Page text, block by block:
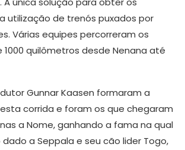
utilização de trenós puxados por
Várias equipes percorreram os
1000 quilômetros desde Nenana até
Gunnar Kaasen formaram a
corrida e foram os que chegaram
a Nome, ganhando a fama na qual
a Seppala e seu cão lider Togo,